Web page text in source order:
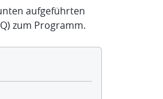
aufgeführten
zum Programm.